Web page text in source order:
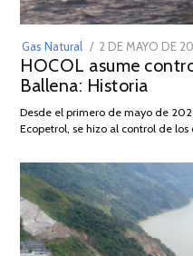
Gas Natural
POSTED
ON
2 DE MAYO DE
HOCOL asume
Ballena: Historia
Desde el primero de mayo de
Ecopetrol, se hizo al control de los